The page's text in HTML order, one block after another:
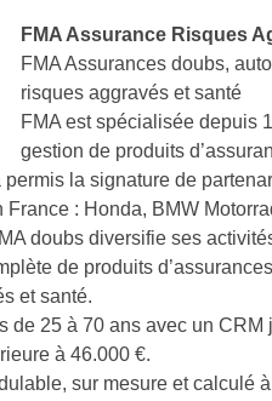
FMA Assurance Risques
FMA Assurances doubs,
risques aggravés et santé
FMA est spécialisée depuis
gestion de produits
permis la signature de
France : Honda, BMW
doubs diversifie ses
de produits
et santé.
de 25 à 70 ans avec un
à 46.000 €.
sur mesure et calculé